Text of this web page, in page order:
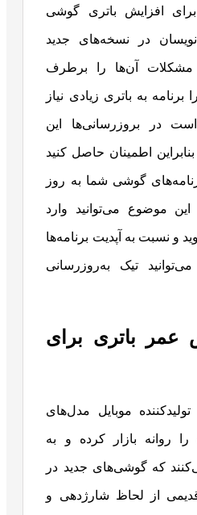
برای افزایش باتری گوشی
در نسخه‌های جدید
مشکلات آن‌ها را برطرف
برنامه به باتری زیادی نیاز
در بروزرسانی‌ها این
اطمینان حاصل کنید
گوشی شما به روز
موضوع می‌توانید وارد
و نسبت به آپدیت برنامه‌ها
تیک به‌روزرسانی
عمر باتری برای
موبایل مدل‌های
را روانه بازار کرده و به
که گوشی‌های جدید در
از لحاظ شارژدهی و